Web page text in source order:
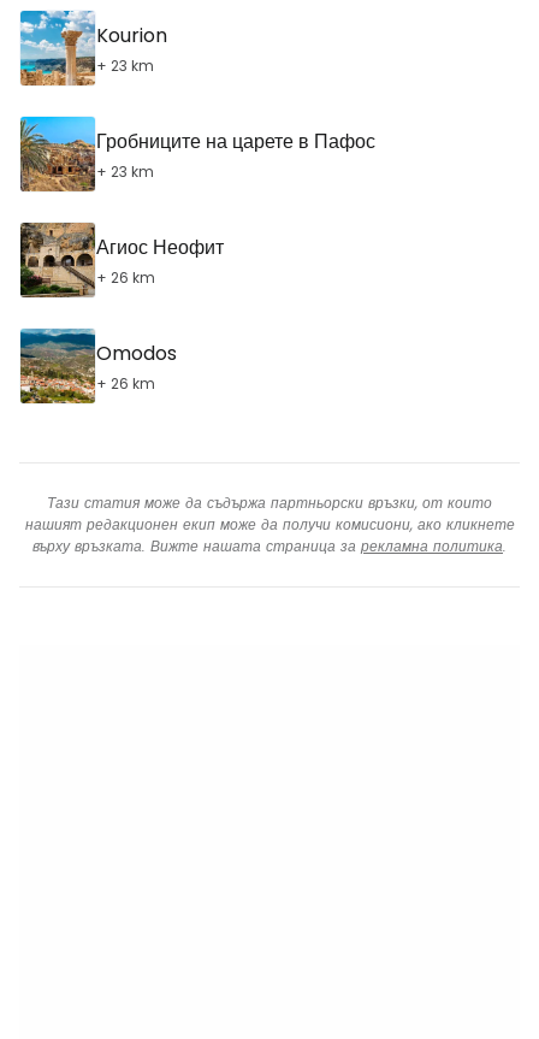
Kourion
+ 23 km
Гробниците на царете в Пафос
+ 23 km
Агиос Неофит
+ 26 km
Omodos
+ 26 km
Тази статия може да съдържа партньорски връзки, от които
нашият редакционен екип може да получи комисиони, ако кликнете
върху връзката. Вижте нашата страница за рекламна политика.